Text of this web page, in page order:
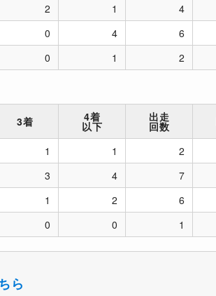
2 1 4
0 4 6
0 1 2
3着 4着
以下
出走
回数
1 1 2
3 4 7
1 2 6
0 0 1
ら